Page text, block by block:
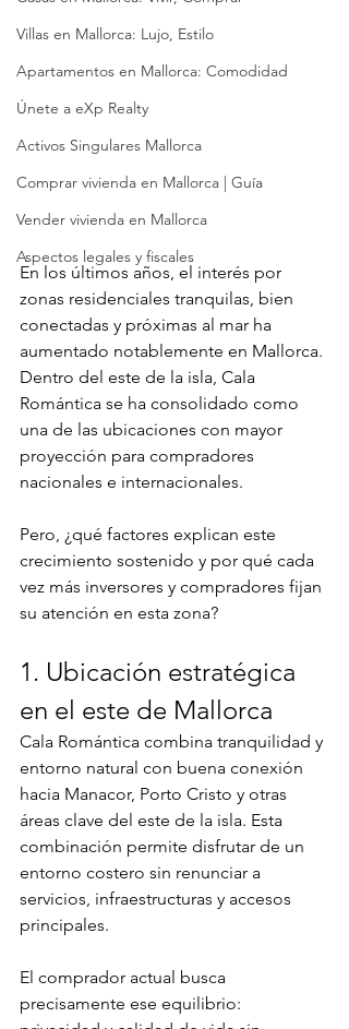
Villas en Mallorca: Lujo, Estilo
Apartamentos en Mallorca: Comodidad
Únete a eXp Realty
Activos Singulares Mallorca
Comprar vivienda en Mallorca | Guía
Vender vivienda en Mallorca
Aspectos legales y fiscales
En los últimos años, el interés por
zonas residenciales tranquilas, bien
conectadas y próximas al mar ha
aumentado notablemente en Mallorca.
Dentro del este de la isla, Cala
Romántica se ha consolidado como
una de las ubicaciones con mayor
proyección para compradores
nacionales e internacionales.
Pero, ¿qué factores explican este
crecimiento sostenido y por qué cada
vez más inversores y compradores fijan
su atención en esta zona?
1. Ubicación estratégica
en el este de Mallorca
Cala Romántica combina tranquilidad y
entorno natural con buena conexión
hacia Manacor, Porto Cristo y otras
áreas clave del este de la isla. Esta
combinación permite disfrutar de un
entorno costero sin renunciar a
servicios, infraestructuras y accesos
principales.
El comprador actual busca
precisamente ese equilibrio: